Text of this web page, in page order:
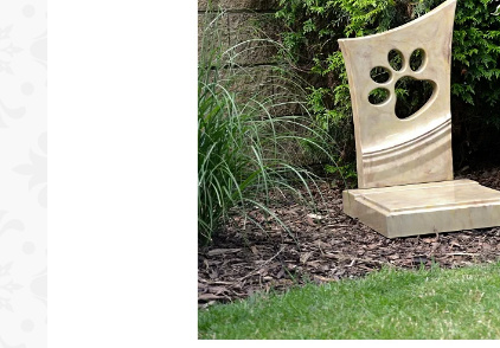
NÁHROBEK PRO PSA Z BŘIDLICE